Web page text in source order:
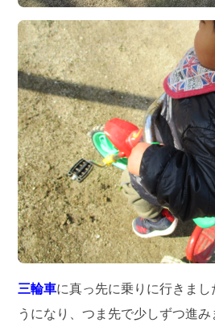
三輪車に真っ先に乗りに行きま
うになり、つま先で少しずつ進み